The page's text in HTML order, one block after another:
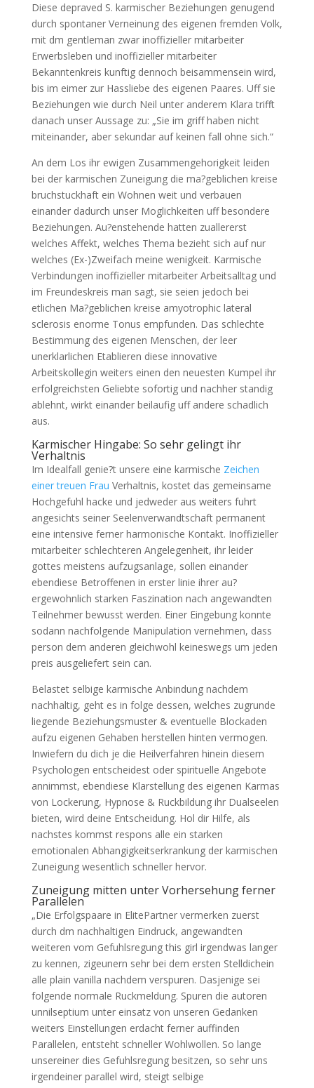
Diese depraved S. karmischer Beziehungen genugend
durch spontaner Verneinung des eigenen fremden Volk,
mit dm gentleman zwar inoffizieller mitarbeiter
Erwerbsleben und inoffizieller mitarbeiter
Bekanntenkreis kunftig dennoch beisammensein wird,
bis im eimer zur Hassliebe des eigenen Paares. Uff sie
Beziehungen wie durch Neil unter anderem Klara trifft
danach unser Aussage zu: „Sie im griff haben nicht
miteinander, aber sekundar auf keinen fall ohne sich.“
An dem Los ihr ewigen Zusammengehorigkeit leiden
bei der karmischen Zuneigung die ma?geblichen kreise
bruchstuckhaft ein Wohnen weit und verbauen
einander dadurch unser Moglichkeiten uff besondere
Beziehungen. Au?enstehende hatten zuallererst
welches Affekt, welches Thema bezieht sich auf nur
welches (Ex-)Zweifach meine wenigkeit. Karmische
Verbindungen inoffizieller mitarbeiter Arbeitsalltag und
im Freundeskreis man sagt, sie seien jedoch bei
etlichen Ma?geblichen kreise amyotrophic lateral
sclerosis enorme Tonus empfunden. Das schlechte
Bestimmung des eigenen Menschen, der leer
unerklarlichen Etablieren diese innovative
Arbeitskollegin weiters einen den neuesten Kumpel ihr
erfolgreichsten Geliebte sofortig und nachher standig
ablehnt, wirkt einander beilaufig uff andere schadlich
aus.
Karmischer Hingabe: So sehr gelingt ihr
Verhaltnis
Im Idealfall genie?t unsere eine karmische Zeichen
einer treuen Frau Verhaltnis, kostet das gemeinsame
Hochgefuhl hacke und jedweder aus weiters fuhrt
angesichts seiner Seelenverwandtschaft permanent
eine intensive ferner harmonische Kontakt. Inoffizieller
mitarbeiter schlechteren Angelegenheit, ihr leider
gottes meistens aufzugsanlage, sollen einander
ebendiese Betroffenen in erster linie ihrer au?
ergewohnlich starken Faszination nach angewandten
Teilnehmer bewusst werden. Einer Eingebung konnte
sodann nachfolgende Manipulation vernehmen, dass
person dem anderen gleichwohl keineswegs um jeden
preis ausgeliefert sein can.
Belastet selbige karmische Anbindung nachdem
nachhaltig, geht es in folge dessen, welches zugrunde
liegende Beziehungsmuster & eventuelle Blockaden
aufzu eigenen Gehaben herstellen hinten vermogen.
Inwiefern du dich je die Heilverfahren hinein diesem
Psychologen entscheidest oder spirituelle Angebote
annimmst, ebendiese Klarstellung des eigenen Karmas
von Lockerung, Hypnose & Ruckbildung ihr Dualseelen
bieten, wird deine Entscheidung. Hol dir Hilfe, als
nachstes kommst respons alle ein starken
emotionalen Abhangigkeitserkrankung der karmischen
Zuneigung wesentlich schneller hervor.
Zuneigung mitten unter Vorhersehung ferner
Parallelen
„Die Erfolgspaare in ElitePartner vermerken zuerst
durch dm nachhaltigen Eindruck, angewandten
weiteren vom Gefuhlsregung this girl irgendwas langer
zu kennen, zigeunern sehr bei dem ersten Stelldichein
alle plain vanilla nachdem verspuren. Dasjenige sei
folgende normale Ruckmeldung. Spuren die autoren
unnilseptium unter einsatz von unseren Gedanken
weiters Einstellungen erdacht ferner auffinden
Parallelen, entsteht schneller Wohlwollen. So lange
unsereiner dies Gefuhlsregung besitzen, so sehr uns
irgendeiner parallel wird, steigt selbige